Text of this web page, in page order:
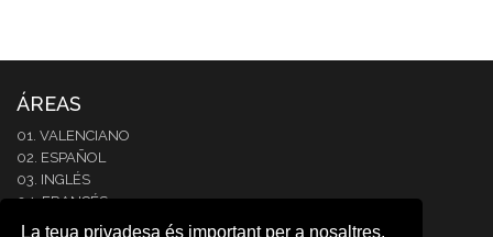
La teua privadesa és important per a nosaltres.
ÁREAS
01. VALENCIANO
02. ESPAÑOL
03. INGLÉS
04. FRANCÉS
05. ITALIANO